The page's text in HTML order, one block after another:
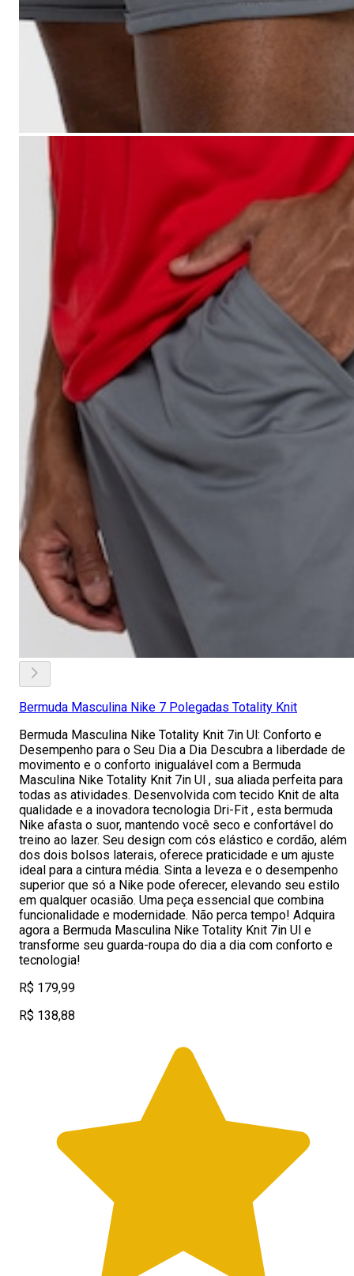
Bermuda Masculina Nike 7 Polegadas Totality Knit
Bermuda Masculina Nike Totality Knit 7in Ul: Conforto e
Desempenho para o Seu Dia a Dia Descubra a liberdade de
movimento e o conforto inigualável com a Bermuda
Masculina Nike Totality Knit 7in Ul , sua aliada perfeita para
todas as atividades. Desenvolvida com tecido Knit de alta
qualidade e a inovadora tecnologia Dri-Fit , esta bermuda
Nike afasta o suor, mantendo você seco e confortável do
treino ao lazer. Seu design com cós elástico e cordão, além
dos dois bolsos laterais, oferece praticidade e um ajuste
ideal para a cintura média. Sinta a leveza e o desempenho
superior que só a Nike pode oferecer, elevando seu estilo
em qualquer ocasião. Uma peça essencial que combina
funcionalidade e modernidade. Não perca tempo! Adquira
agora a Bermuda Masculina Nike Totality Knit 7in Ul e
transforme seu guarda-roupa do dia a dia com conforto e
tecnologia!
R$ 179,99
R$ 138,88